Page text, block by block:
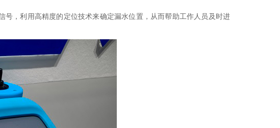
，利用高精度的定位技术来确定漏水位置，从而帮助工作人员及时进